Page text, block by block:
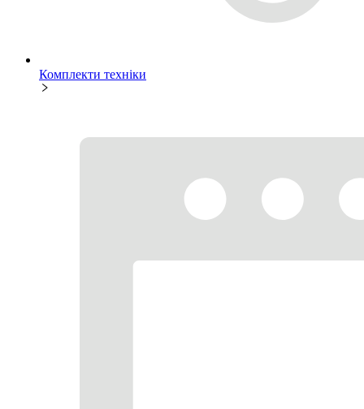
Комплекти техніки